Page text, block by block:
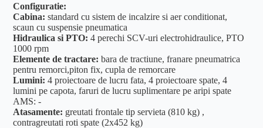
Configuratie:
Cabina:standard cu sistem de incalzire si aer conditionat,
scaun cu suspensie pneumatica
Hidraulica si PTO:4 perechi SCV-uri electrohidraulice, PTO
1000 rpm
Elemente de tractare:bara de tractiune, franare pneumatrica
pentru remorci,piton fix, cupla de remorcare
Lumini:4 proiectoare de lucru fata, 4 proiectoare spate, 4
lumini pe capota, faruri de lucru suplimentare pe aripi spate
AMS: -
Atasamente: greutati frontale tip servieta (810 kg) ,
contragreutati roti spate (2x452 kg)